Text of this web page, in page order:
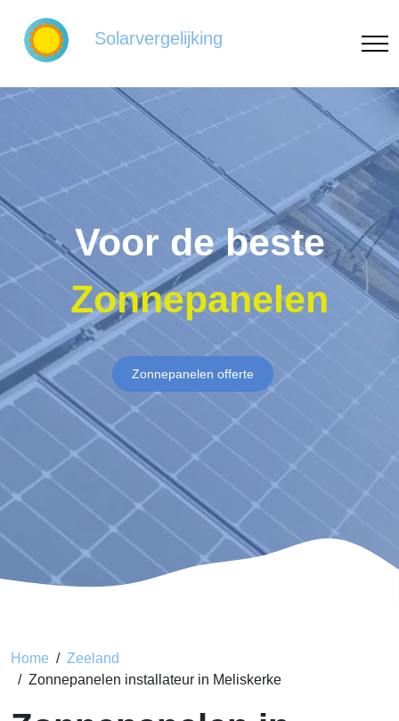
Solarvergelijking
Voor de beste
Zonnepanelen
Zonnepanelen offerte
Home
Zeeland
Zonnepanelen installateur in Meliskerke